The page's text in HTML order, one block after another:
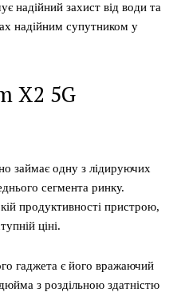
надійний захист від води та
надійним супутником у
X2 5G
займає одну з лідируючих
сегмента ринку.
продуктивності пристрою,
ціні.
гаджета є його вражаючий
з роздільною здатністю